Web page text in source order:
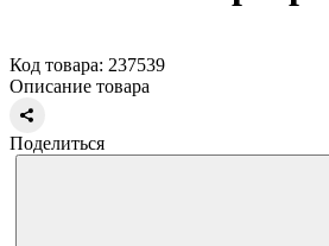
Код товара: 237539
Описание товара
Поделиться